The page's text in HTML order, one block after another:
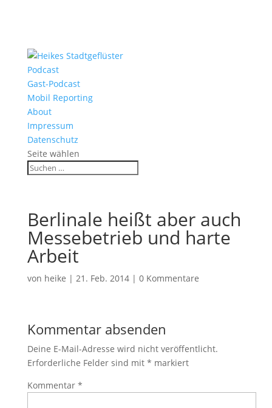
Podcast
Gast-Podcast
Mobil Reporting
About
Impressum
Datenschutz
Seite wählen
Berlinale heißt aber auch
Messebetrieb und harte
Arbeit
von heike | 21. Feb. 2014| 0 Kommentare
Kommentar absenden
Deine E-Mail-Adresse wird nicht veröffentlicht.
Erforderliche Felder sind mit * markiert
Kommentar *